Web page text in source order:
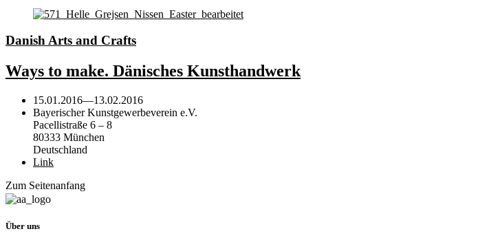
Danish Arts and Crafts
Ways to make. Dänisches Kunsthandwerk
15.01.2016—13.02.2016
Bayerischer Kunstgewerbeverein e.V.
Pacellistraße 6 – 8
80333 München
Deutschland
Link
Zum Seitenanfang
Über uns